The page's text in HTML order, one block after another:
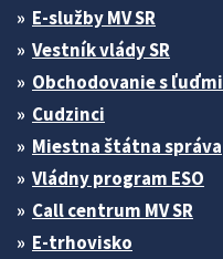
E-služby MV SR
Vestník vlády SR
Obchodovanie s ľuďmi
Cudzinci
Miestna štátna správa
Vládny program ESO
Call centrum MV SR
E-trhovisko